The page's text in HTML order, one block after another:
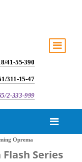
41-55-390
311-15-47
2-333-999
Oprema
Series